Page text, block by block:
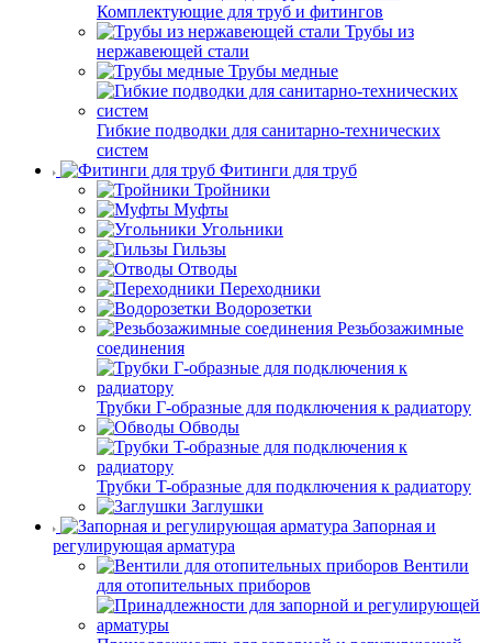
Комплектующие для труб и фитингов
Трубы из
нержавеющей стали
Трубы медные
Гибкие подводки для санитарно-технических
систем
Фитинги для труб
Тройники
Муфты
Угольники
Гильзы
Отводы
Переходники
Водорозетки
Резьбозажимные
соединения
Трубки Г-образные для подключения к радиатору
Обводы
Трубки T-образные для подключения к радиатору
Заглушки
Запорная и
регулирующая арматура
Вентили
для отопительных приборов